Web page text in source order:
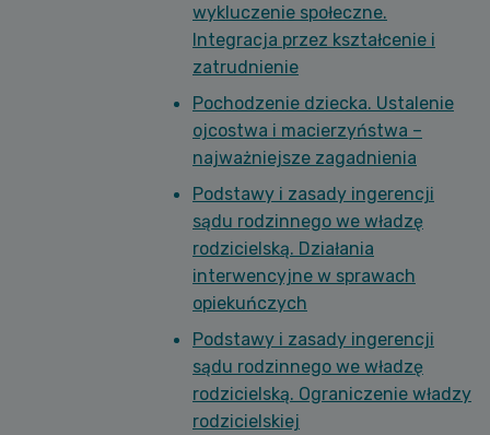
wykluczenie społeczne.
Integracja przez kształcenie i
zatrudnienie
Pochodzenie dziecka. Ustalenie
ojcostwa i macierzyństwa –
najważniejsze zagadnienia
Podstawy i zasady ingerencji
sądu rodzinnego we władzę
rodzicielską. Działania
interwencyjne w sprawach
opiekuńczych
Podstawy i zasady ingerencji
sądu rodzinnego we władzę
rodzicielską. Ograniczenie władzy
rodzicielskiej